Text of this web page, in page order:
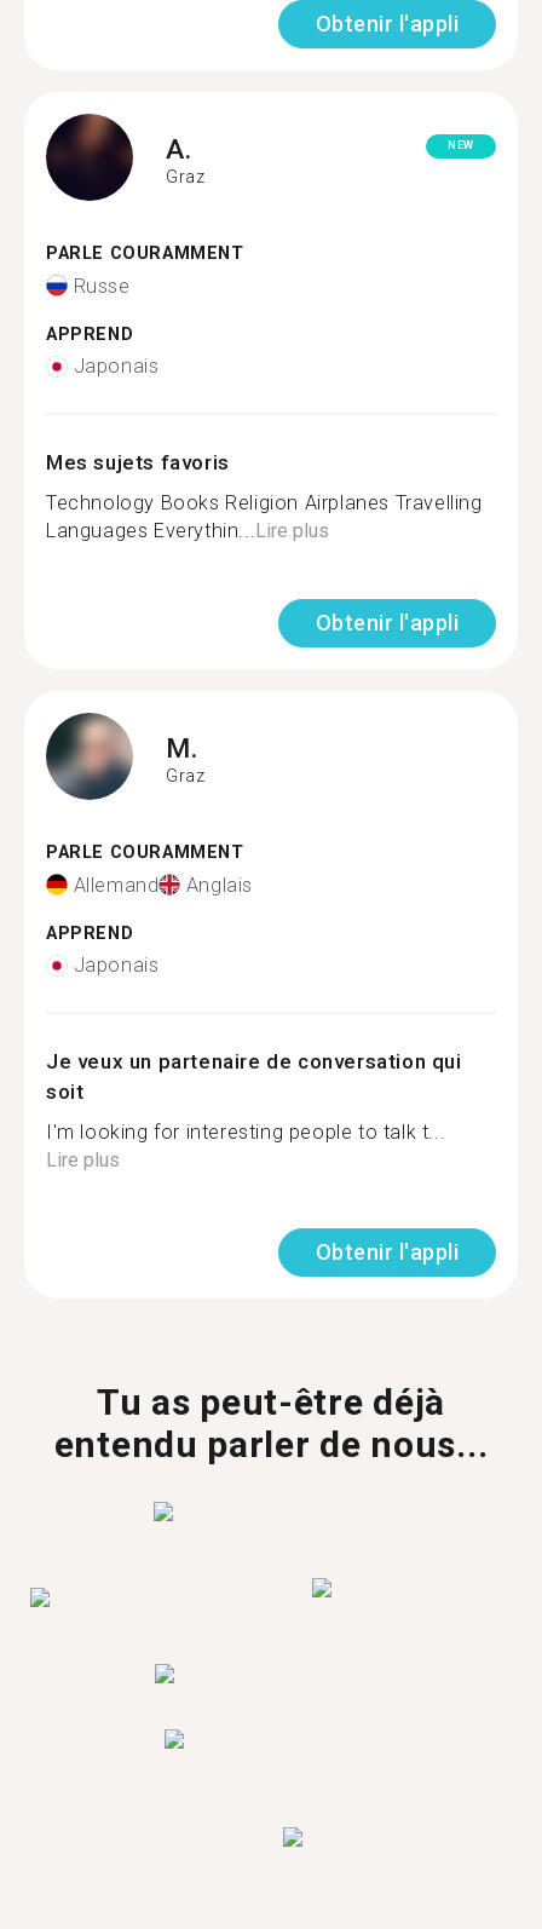
Obtenir l'appli
A.
Graz
NEW
PARLE COURAMMENT
Russe
APPREND
Japonais
Mes sujets favoris
Technology Books Religion Airplanes Travelling
Languages Everythin...Lire plus
Obtenir l'appli
M.
Graz
PARLE COURAMMENT
Allemand Anglais
APPREND
Japonais
Je veux un partenaire de conversation qui
soit
I'm looking for interesting people to talk t...
Lire plus
Obtenir l'appli
Tu as peut-être déjà
entendu parler de nous...